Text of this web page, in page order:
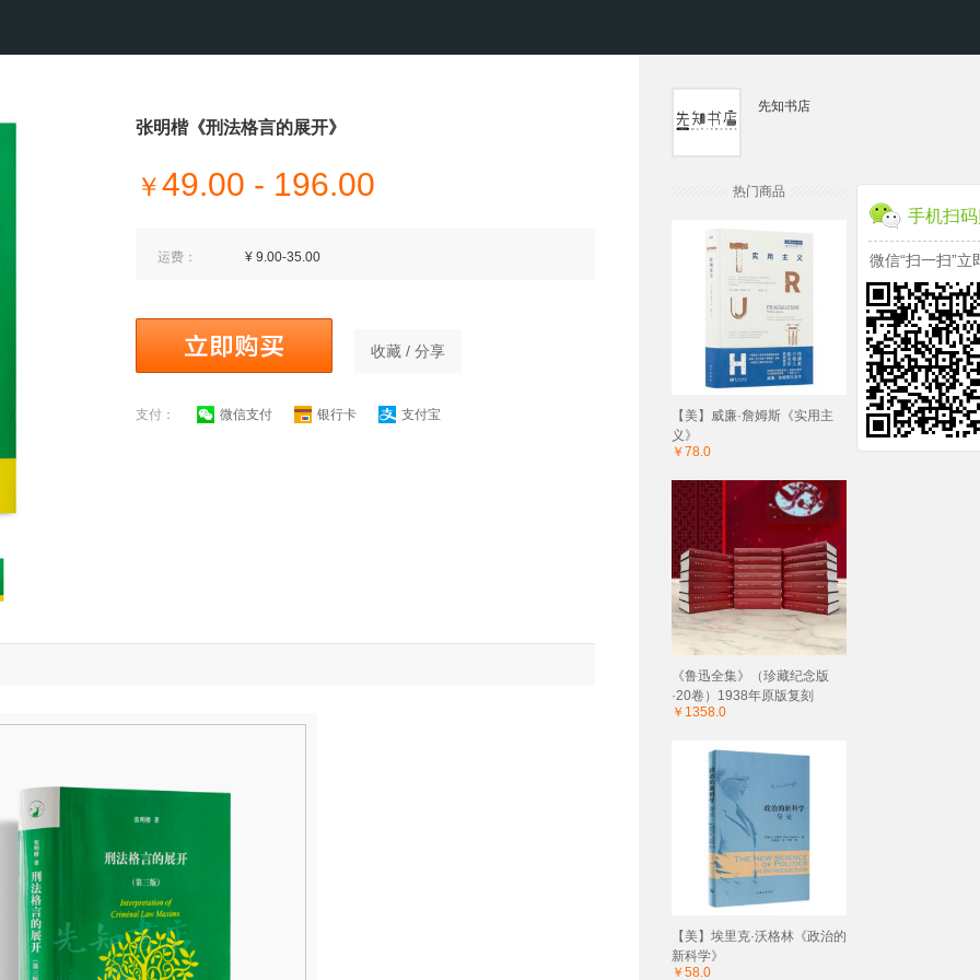
张明楷《刑法格言的展开》
￥49.00 - 196.00
运费： ¥ 9.00-35.00
收藏 / 分享
支付： 微信支付 银行卡 支付宝
先知书店
热门商品
【美】威廉·詹姆斯《实用主
义》
￥78.0
《鲁迅全集》（珍藏纪念版
·20卷）1938年原版复刻
￥1358.0
【美】埃里克·沃格林《政治的
新科学》
￥58.0
手机扫
微信“扫一扫”立